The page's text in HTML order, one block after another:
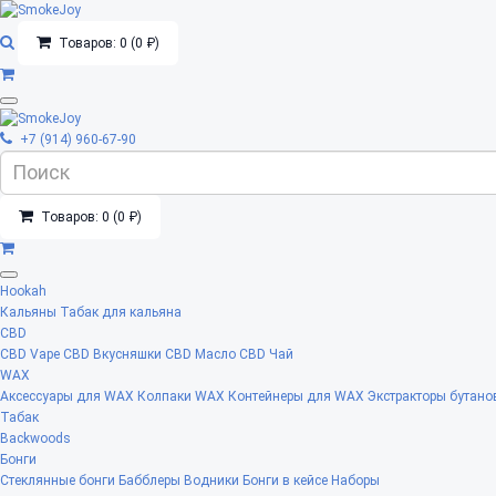
Товаров: 0 (0 ₽)
+7 (914) 960-67-90
Товаров: 0 (0 ₽)
Hookah
Кальяны Табак для кальяна
CBD
CBD Vape CBD Вкусняшки CBD Масло CBD Чай
WAX
Аксессуары для WAX Колпаки WAX Контейнеры для WAX Экстракторы
Табак
Backwoods
Бонги
Стеклянные бонги Бабблеры Водники Бонги в кейсе Наборы